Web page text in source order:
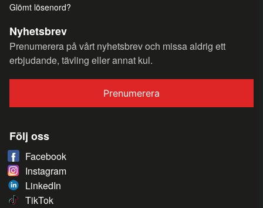
Glömt lösenord?
Nyhetsbrev
Prenumerera på vårt nyhetsbrev och missa aldrig ett
erbjudande, tävling eller annat kul.
Prenumerera
Följ oss
Facebook
Instagram
LinkedIn
TikTok